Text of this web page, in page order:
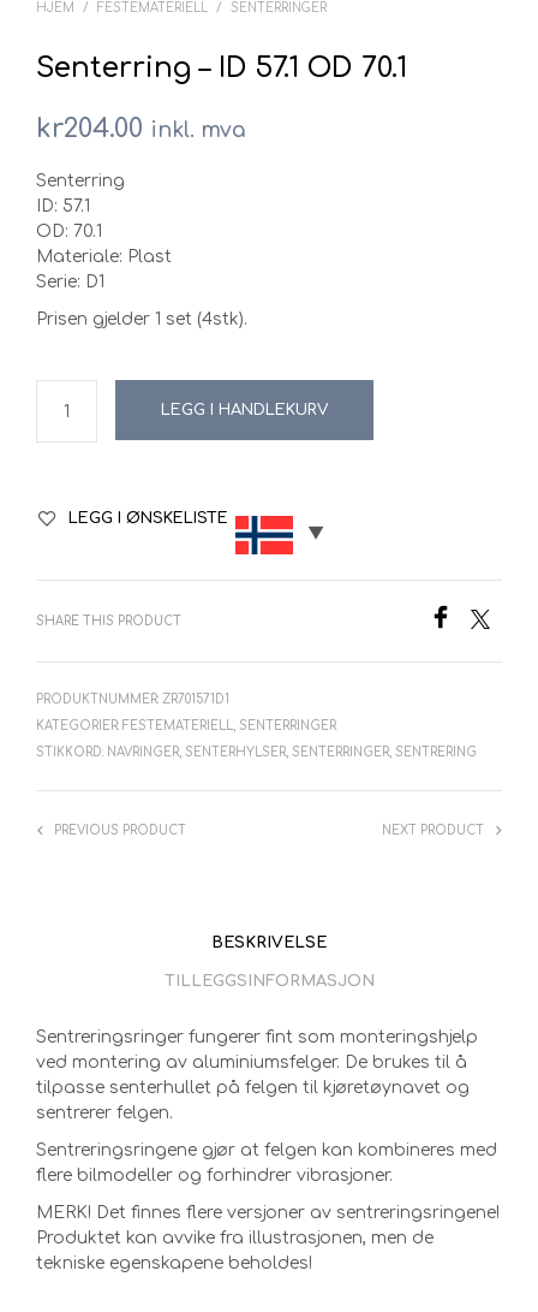
HJEM / FESTEMATERIELL / SENTERRINGER
Senterring – ID 57.1 OD 70.1
kr204.00 inkl. mva
Senterring
ID: 57.1
OD: 70.1
Materiale: Plast
Serie: D1
Prisen gjelder 1 set (4stk).
LEGG I HANDLEKURV
LEGG I ØNSKELISTE
SHARE THIS PRODUCT
PRODUKTNUMMER: ZR701571D1
KATEGORIER: FESTEMATERIELL, SENTERRINGER
STIKKORD: NAVRINGER, SENTERHYLSER, SENTERRINGER, SENTRERING
PREVIOUS PRODUCT NEXT PRODUCT
BESKRIVELSE
TILLEGGSINFORMASJON
Sentreringsringer fungerer fint som monteringshjelp
ved montering av aluminiumsfelger. De brukes til å
tilpasse senterhullet på felgen til kjøretøynavet og
sentrerer felgen.
Sentreringsringene gjør at felgen kan kombineres med
flere bilmodeller og forhindrer vibrasjoner.
MERK! Det finnes flere versjoner av sentreringsringene!
Produktet kan avvike fra illustrasjonen, men de
tekniske egenskapene beholdes!